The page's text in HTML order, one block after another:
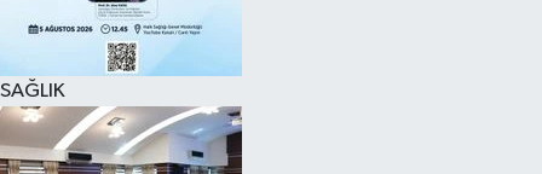
SAĞLIK